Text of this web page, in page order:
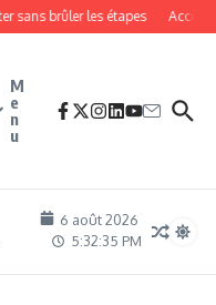
sans brûler les étapes Accès
M
e
n
u
6 août 2026
5:32:35 PM